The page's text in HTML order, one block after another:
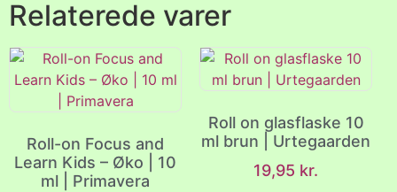
Relaterede varer
Roll-on Focus and
Learn Kids – Øko | 10
ml | Primavera
Roll on glasflaske 10
ml brun | Urtegaarden
19,95 kr.